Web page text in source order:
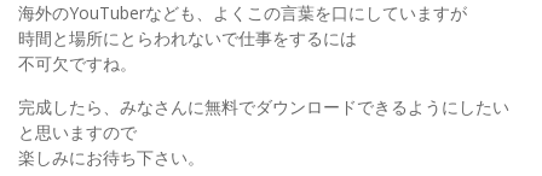
海外のYouTuberなども、よくこの言葉を口にしていますが
時間と場所にとらわれないで仕事をするには
不可欠ですね。
完成したら、みなさんに無料でダウンロードできるようにしたい
と思いますので
楽しみにお待ち下さい。